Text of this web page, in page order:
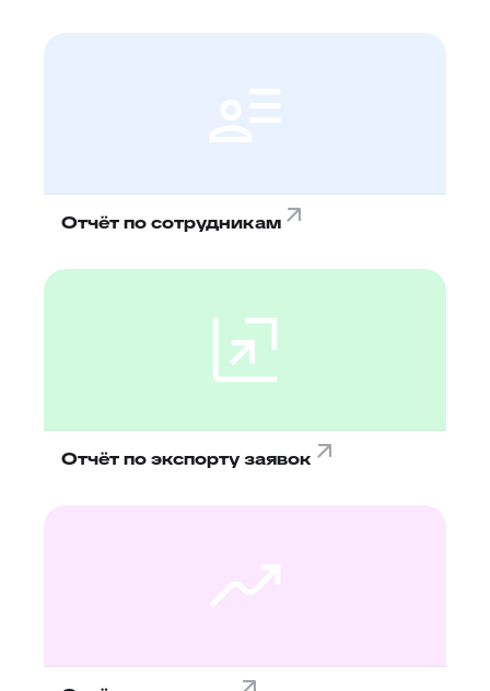
Отчёт по сотрудникам
Отчёт по экспорту заявок